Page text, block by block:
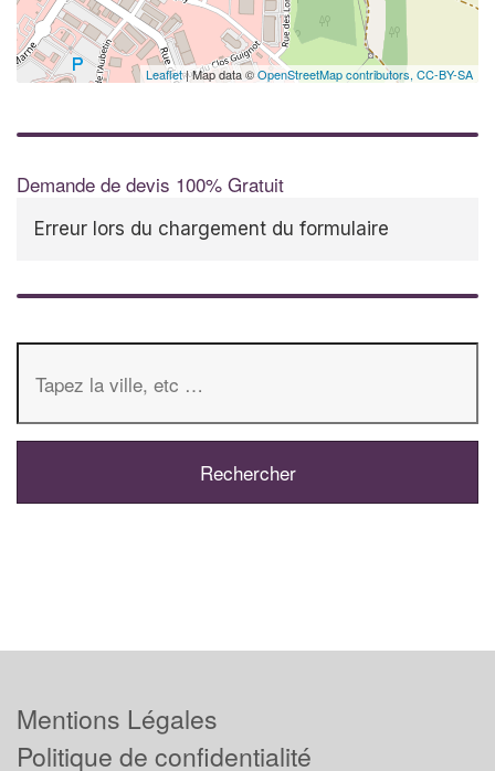
Leaflet| Map data ©OpenStreetMap contributors, CC-BY-SA
Demande de devis 100% Gratuit
Erreur lors du chargement du formulaire
Mentions Légales
Politique de confidentialité